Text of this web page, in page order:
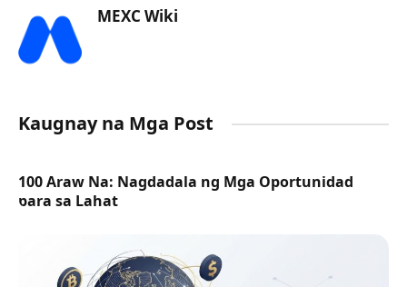
MEXC Wiki
Kaugnay na Mga Post
100 Araw Na: Nagdadala ng Mga Oportunidad
para sa Lahat